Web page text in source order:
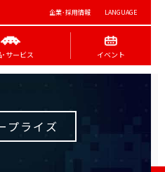
企業･採用情報 LANGUAGE
･サービス イベント
プライズ